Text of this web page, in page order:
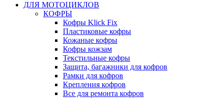
ДЛЯ МОТОЦИКЛОВ
КОФРЫ
Кофры Klick Fix
Пластиковые кофры
Кожаные кофры
Кофры кожзам
Текстильные кофры
Защита, багажники для кофров
Рамки для кофров
Крепления кофров
Все для ремонта кофров